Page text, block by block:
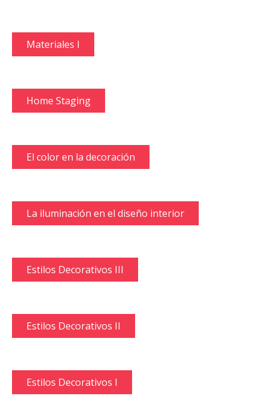
Materiales I
Home Staging
El color en la decoración
La iluminación en el diseño interior
Estilos Decorativos III
Estilos Decorativos II
Estilos Decorativos I